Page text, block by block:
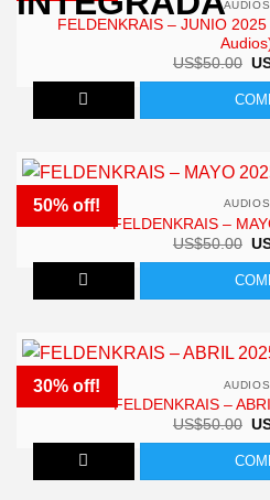
AUDIOS
FELDENKRAIS – JUNIO
US$50.00 El
50% off! AUDIOS
FELDENKRAIS –
US$50.00 El
30% off! AUDIOS
FELDENKRAIS –
US$50.00 El